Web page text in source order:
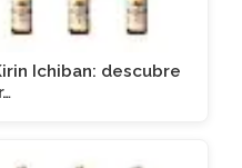
Ichiban: descubre